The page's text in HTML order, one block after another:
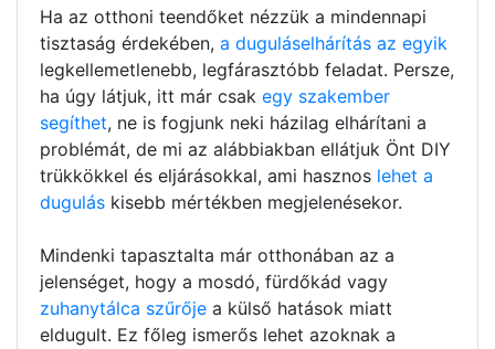
Ha az otthoni teendőket nézzük a mindennapi
tisztaság érdekében, a duguláselhárítás az egyik
legkellemetlenebb, legfárasztóbb feladat. Persze,
ha úgy látjuk, itt már csak egy szakember
segíthet, ne is fogjunk neki házilag elhárítani a
problémát, de mi az alábbiakban ellátjuk Önt DIY
trükkökkel és eljárásokkal, ami hasznos lehet a
dugulás kisebb mértékben megjelenésekor.
Mindenki tapasztalta már otthonában az a
jelenséget, hogy a mosdó, fürdőkád vagy
zuhanytálca szűrője a külső hatások miatt
eldugult. Ez főleg ismerős lehet azoknak a